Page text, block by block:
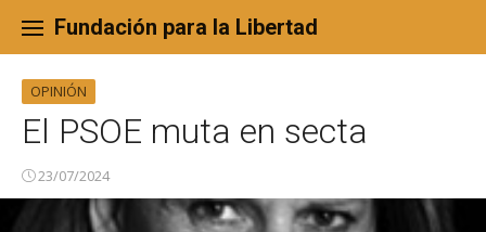
content
Fundación para la Libertad
OPINIÓN
El PSOE muta en secta
23/07/2024